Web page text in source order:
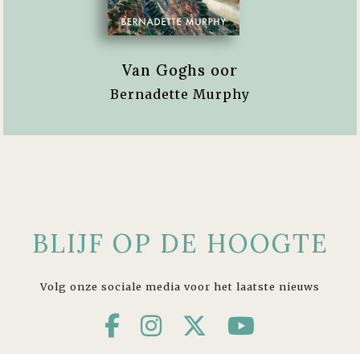
Van Goghs oor
Bernadette Murphy
BLIJF OP DE HOOGTE
Volg onze sociale media voor het laatste nieuws